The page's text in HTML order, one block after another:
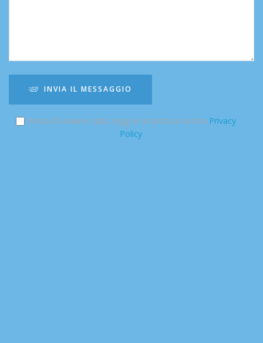
INVIA IL MESSAGGIO
Prima di inviare i dati, leggi e accetta la nostra Privacy
Policy.